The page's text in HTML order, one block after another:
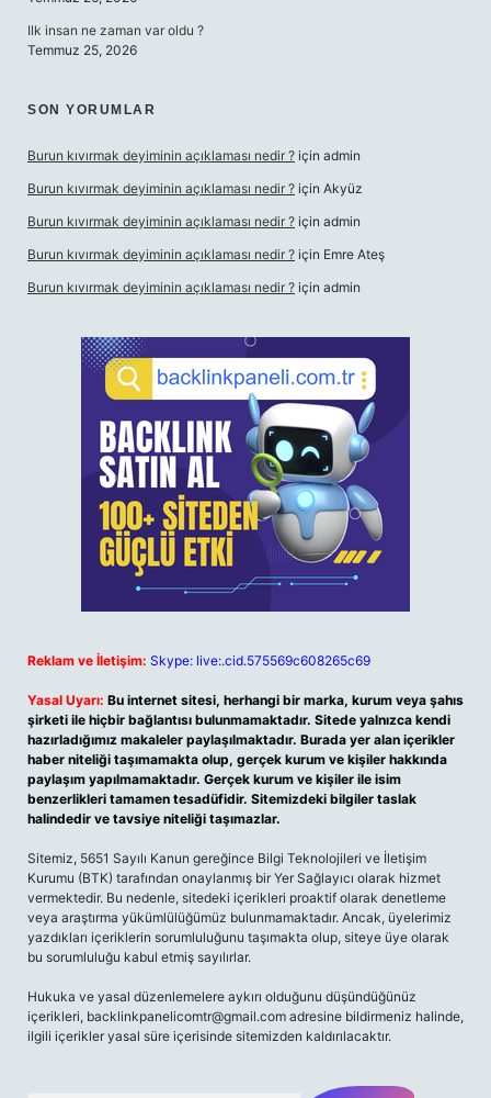
Ilk insan ne zaman var oldu ?
Temmuz 25, 2026
SON YORUMLAR
Burun kıvırmak deyiminin açıklaması nedir ? için admin
Burun kıvırmak deyiminin açıklaması nedir ? için Akyüz
Burun kıvırmak deyiminin açıklaması nedir ? için admin
Burun kıvırmak deyiminin açıklaması nedir ? için Emre Ateş
Burun kıvırmak deyiminin açıklaması nedir ? için admin
Reklam ve İletişim: Skype: live:.cid.575569c608265c69
Yasal Uyarı: Bu internet sitesi, herhangi bir marka, kurum veya şahıs
şirketi ile hiçbir bağlantısı bulunmamaktadır. Sitede yalnızca kendi
hazırladığımız makaleler paylaşılmaktadır. Burada yer alan içerikler
haber niteliği taşımamakta olup, gerçek kurum ve kişiler hakkında
paylaşım yapılmamaktadır. Gerçek kurum ve kişiler ile isim
benzerlikleri tamamen tesadüfidir. Sitemizdeki bilgiler taslak
halindedir ve tavsiye niteliği taşımazlar.
Sitemiz, 5651 Sayılı Kanun gereğince Bilgi Teknolojileri ve İletişim
Kurumu (BTK) tarafından onaylanmış bir Yer Sağlayıcı olarak hizmet
vermektedir. Bu nedenle, sitedeki içerikleri proaktif olarak denetleme
veya araştırma yükümlülüğümüz bulunmamaktadır. Ancak, üyelerimiz
yazdıkları içeriklerin sorumluluğunu taşımakta olup, siteye üye olarak
bu sorumluluğu kabul etmiş sayılırlar.
Hukuka ve yasal düzenlemelere aykırı olduğunu düşündüğünüz
içerikleri, backlinkpanelicomtr@gmail.com adresine bildirmeniz halinde,
ilgili içerikler yasal süre içerisinde sitemizden kaldırılacaktır.